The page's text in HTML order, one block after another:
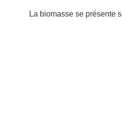
La biomasse se présente